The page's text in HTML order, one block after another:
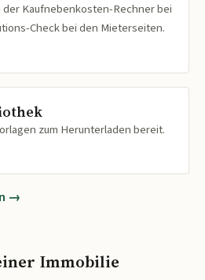
Kaufnebenkosten-Rechner bei
Check bei den Mieterseiten.
zum Herunterladen bereit.
→
Immobilie